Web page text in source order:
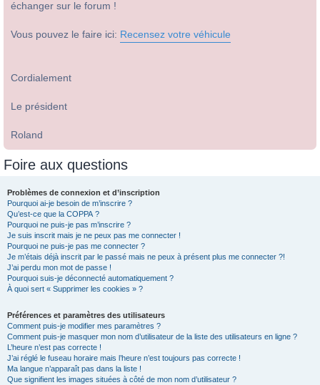
échanger sur le forum !
Vous pouvez le faire ici: Recensez votre véhicule
Cordialement
Le président
Roland
Foire aux questions
Problèmes de connexion et d’inscription
Pourquoi ai-je besoin de m’inscrire ?
Qu’est-ce que la COPPA ?
Pourquoi ne puis-je pas m’inscrire ?
Je suis inscrit mais je ne peux pas me connecter !
Pourquoi ne puis-je pas me connecter ?
Je m’étais déjà inscrit par le passé mais ne peux à présent plus me connecter ?!
J’ai perdu mon mot de passe !
Pourquoi suis-je déconnecté automatiquement ?
À quoi sert « Supprimer les cookies » ?
Préférences et paramètres des utilisateurs
Comment puis-je modifier mes paramètres ?
Comment puis-je masquer mon nom d’utilisateur de la liste des utilisateurs en ligne ?
L’heure n’est pas correcte !
J’ai réglé le fuseau horaire mais l’heure n’est toujours pas correcte !
Ma langue n’apparaît pas dans la liste !
Que signifient les images situées à côté de mon nom d’utilisateur ?